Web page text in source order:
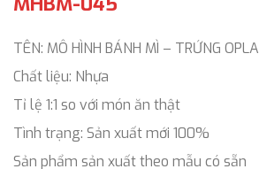
TÊN: MÔ HÌNH BÁNH MÌ – TRỨNG OPLA
Chất liệu: Nhựa
Tỉ lệ 1:1 so với món ăn thật
Tình trạng: Sản xuất mới 100%
Sản phẩm sản xuất theo mẫu có sẵn